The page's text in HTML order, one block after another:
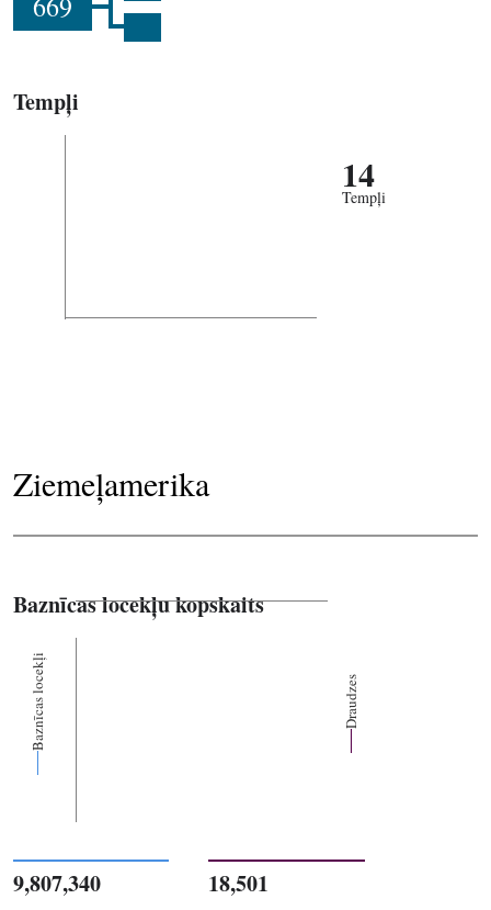
Tempļi
14
Tempļi
Ziemeļamerika
Baznīcas locekļu kopskaits
Baznīcas locekļi Draudzes
9,807,340 18,501